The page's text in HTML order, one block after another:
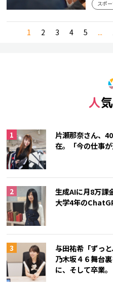
スポ
1 2 3 4 5 ...
片瀬那奈さん、
在。「今の仕事が
生成AIに月8万課
大学4年の
与田祐希「ずっ
乃木坂４６舞台
に、そして卒業。